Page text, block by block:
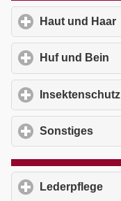
Haut und Haar
Huf und Bein
Insektenschutz
Sonstiges
Lederpflege